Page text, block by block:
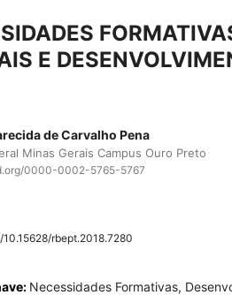
E
de Carvalho Pena
Minas Gerais Campus Ouro Preto
0000-0002-5765-5767
rbept.2018.7280
Necessidades Formativas,